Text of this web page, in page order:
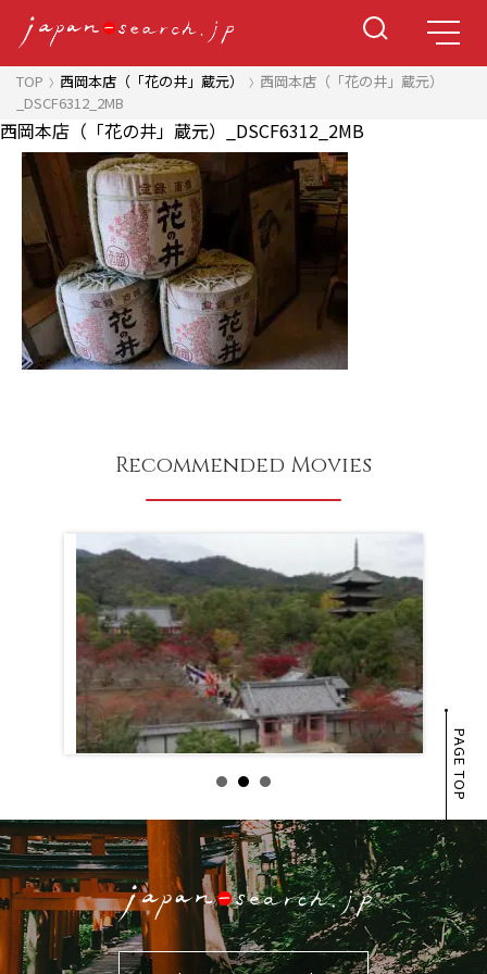
TOP 西岡本店（「花の井」蔵元）
西岡本店（「花の井」蔵元）
_DSCF6312_2MB
西岡本店（「花の井」蔵元）_DSCF6312_2MB
Recommended Movies
PAGE TOP